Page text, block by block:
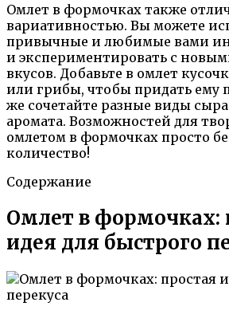
Омлет в формочках также
вариативностью. Вы можете
привычные и любимые вами
и экспериментировать с
вкусов. Добавьте в омлет
или грибы, чтобы придать ему
же сочетайте разные виды сыра
аромата. Возможностей для
омлетом в формочках просто
количество!
Содержание
Омлет в формочках:
идея для быстрого